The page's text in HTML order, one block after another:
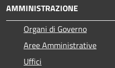
AMMINISTRAZIONE
Organi di Governo
Aree Amministrative
Uffici